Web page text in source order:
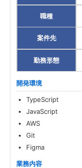
職種
案件先
勤務形態
開発環境
TypeScript
JavaScript
AWS
Git
Figma
業務内容